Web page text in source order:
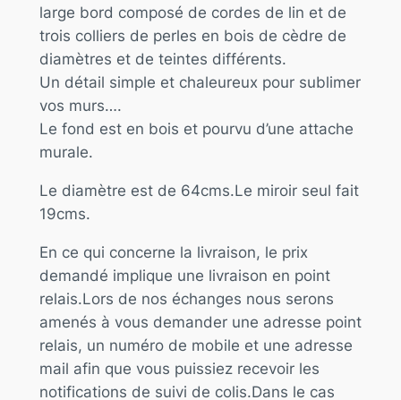
large bord composé de cordes de lin et de
trois colliers de perles en bois de cèdre de
diamètres et de teintes différents.
Un détail simple et chaleureux pour sublimer
vos murs….
Le fond est en bois et pourvu d’une attache
murale.
Le diamètre est de 64cms.Le miroir seul fait
19cms.
En ce qui concerne la livraison, le prix
demandé implique une livraison en point
relais.Lors de nos échanges nous serons
amenés à vous demander une adresse point
relais, un numéro de mobile et une adresse
mail afin que vous puissiez recevoir les
notifications de suivi de colis.Dans le cas